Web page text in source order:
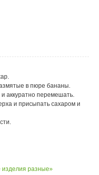
в пюре бананы.
аккуратно перемешать.
и присыпать сахаром и
изделия разные»